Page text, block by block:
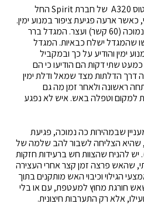
כרגיל, זו הייתה רק ההתחלה. מטוס A320 של חברת Spirit החל
ארעה פגיעת ציפור במנוע ימין.
הצוות הפסיק המראה במהירות נמוכה (60 קשר) ועצר. המגדל ברר
שהמגדל ישלח כבאיות. המגדל
ימין והודיע על כך ובמקביל
שתי דקות הם הודיעו כי הם
דרך הדלתות מצד שמאל ודלת ימין
ראשונה ולאחר זמן מה גם
למקום וטפלה באש. איש לא נפגע
שבמהירות כה נמוכה, פגיעת
שהיא הצליחה לשבור להב שלמה של
להניח שהצוות חש ברעידות חזקות
שהאש פרצה זמן קצר אחרי העצירה
הגילוי וכיבוי האש מותקנים בתוך
חורגת מחוץ למעטפת, עם או בלי
אלא רק התערבות חיצונית.